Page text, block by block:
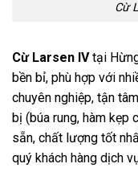
Cừ
Cừ Larsen IVtại
bền bỉ, phù hợp với
chuyên nghiệp, tận
bị (búa rung, hàm kẹp
sẵn, chất lượng tốt
quý khách hàng dịch